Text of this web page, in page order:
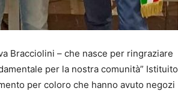
Bracciolini – che nasce per ringraziare
per la nostra comunità” Istituito
per coloro che hanno avuto negozi